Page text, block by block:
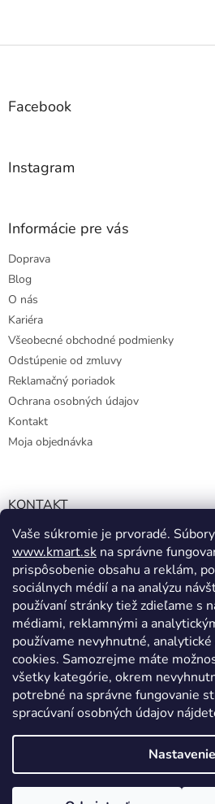
Vaše súkromie je prvoradé.
www.kmart.sk na správne
prispôsobenie obsahu a reklám,
sociálnych médií a na analýzu
používaní stránky tiež zdieľame s
médiami, reklamnými a
používame nevyhnutné,
cookies. Samozrejme máte
všetky kategórie, okrem
potrebné na správne fungovanie
spracúvaní osobných údajov
Nastavenie
Z
Facebook
Instagram
Informácie pre vás
Doprava
Blog
O nás
Kariéra
Všeobecné obchodné podmienky
Odstúpenie od zmluvy
Reklamačný poriadok
Ochrana osobných údajov
Kontakt
Moja objednávka
KONTAKT
info@kmart.sk
+421 947 979 193
+421 947 979 193
facebook.com/Kolieramarket
Vytvoril
Copyright 2026Kmart.sk. Všetky